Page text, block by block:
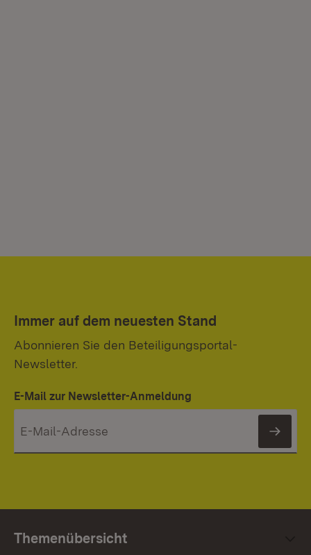
Immer auf dem neuesten Stand
Abonnieren Sie den Beteiligungsportal-
Newsletter.
E-Mail zur Newsletter-Anmeldung
Themenübersicht